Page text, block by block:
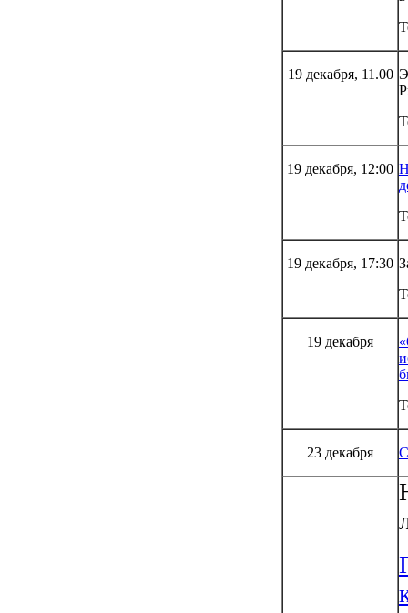
19 декабря, 11.00
19 декабря, 12:00
19 декабря, 17:30
19 декабря
23 декабря